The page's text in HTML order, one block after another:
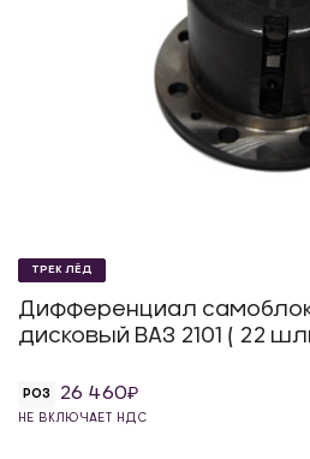
ТРЕК ЛЁД
Дифференциал
дисковый ВАЗ 2101 ( 22
РОЗ 26 460
НЕ ВКЛЮЧАЕТ НДС